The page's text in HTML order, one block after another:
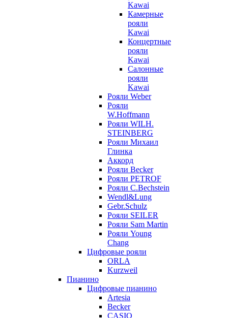
Kawai
Камерные
рояли
Kawai
Концертные
рояли
Kawai
Салонные
рояли
Kawai
Рояли Weber
Рояли
W.Hoffmann
Рояли WILH.
STEINBERG
Рояли Михаил
Глинка
Аккорд
Рояли Becker
Рояли PETROF
Рояли C.Bechstein
Wendl&Lung
Gebr.Schulz
Рояли SEILER
Рояли Sam Martin
Рояли Young
Chang
Цифровые рояли
ORLA
Kurzweil
Пианино
Цифровые пианино
Artesia
Becker
CASIO